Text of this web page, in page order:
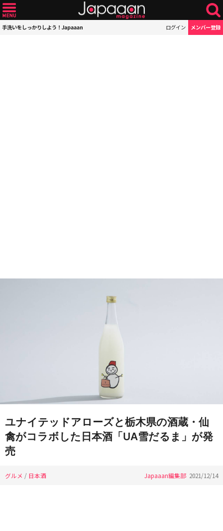
手洗いをしっかりしよう！Japaaan ログイン メンバー登録
ユナイテッドアローズと栃木県の酒蔵・仙
禽がコラボした日本酒「UA雪だるま」が発
売
グルメ / 日本酒 Japaaan編集部 2021/12/14